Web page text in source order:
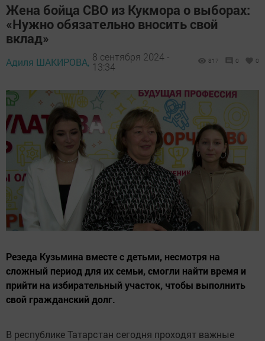
Жена бойца СВО из Кукмора о выборах:
«Нужно обязательно вносить свой
вклад»
Адиля ШАКИРОВА, 8 сентября 2024 -
13:34
817 0 0
Резеда Кузьмина вместе с детьми, несмотря на
сложный период для их семьи, смогли найти время и
прийти на избирательный участок, чтобы выполнить
свой гражданский долг.
В республике Татарстан сегодня проходят важные